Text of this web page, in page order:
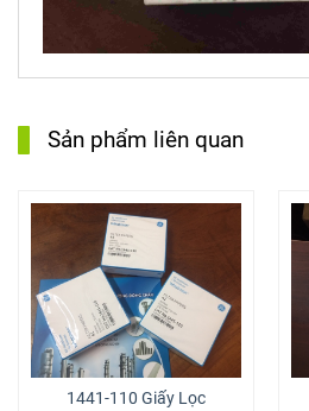
Sản phẩm liên quan
1441-110 Giấy Lọc